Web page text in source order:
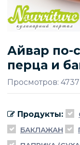
Айвар по-
перца и
Просмотров: 4737
Продукты:
БАКЛАЖАН